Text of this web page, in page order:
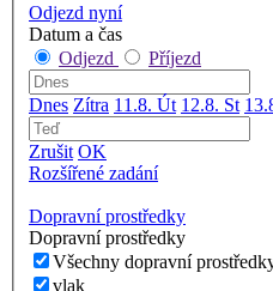
Odjezd nyní
Datum a čas
Odjezd
Příjezd
Dnes Zítra 11.8. Út 12.8. St
Zrušit OK
Rozšířené zadání
Dopravní prostředky
Dopravní prostředky
Všechny dopravní
vlak